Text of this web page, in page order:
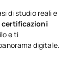
di studio reali e
e ti
digitale.